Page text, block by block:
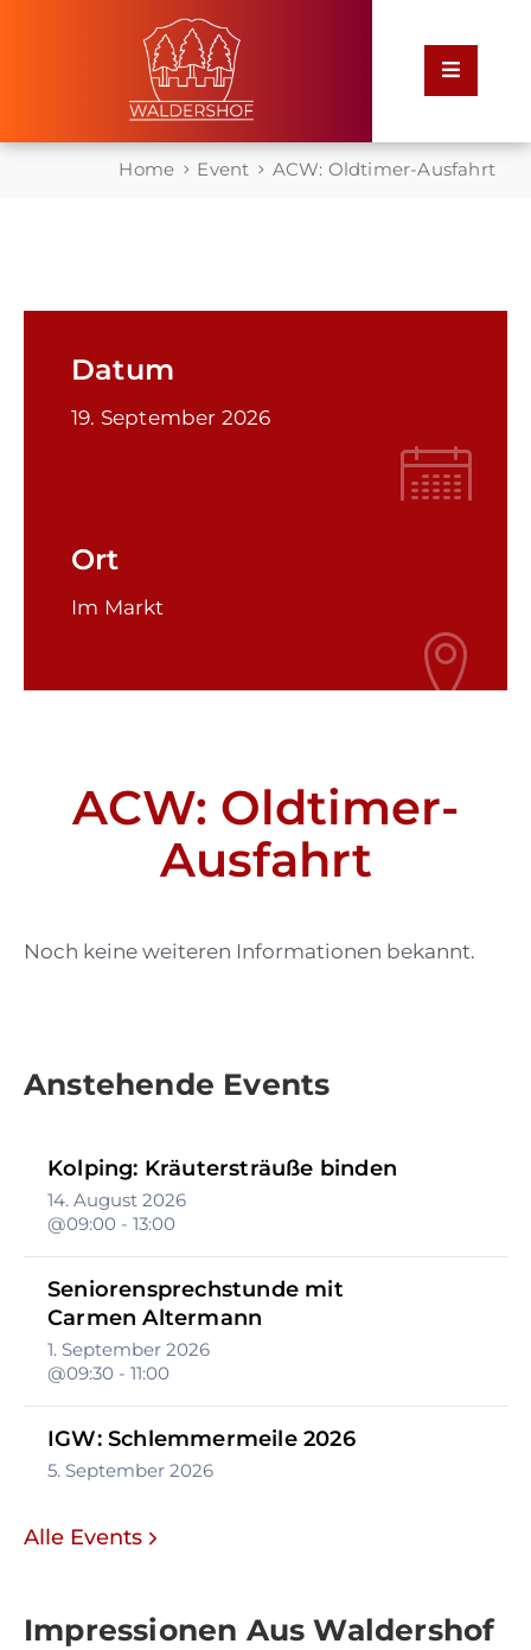
Home Event ACW: Oldtimer-Ausfahrt
Leben
Kontakt
Notfall
Datum
19. September 2026
Ort
Im Markt
ACW: Oldtimer-
Ausfahrt
Noch keine weiteren Informationen bekannt.
Anstehende Events
Kolping: Kräutersträuße binden
14. August 2026
@09:00 - 13:00
Seniorensprechstunde mit
Carmen Altermann
1. September 2026
@09:30 - 11:00
IGW: Schlemmermeile 2026
5. September 2026
Alle Events
Impressionen Aus Waldershof